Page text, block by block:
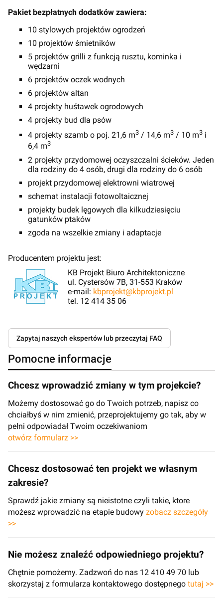
Pakiet bezpłatnych dodatków zawiera:
10 stylowych projektów ogrodzeń
10 projektów śmietników
5 projektów grilli z funkcją rusztu, kominka i
wędzarni
6 projektów oczek wodnych
6 projektów altan
4 projekty huśtawek ogrodowych
4 projekty bud dla psów
4 projekty szamb o poj. 21,6 m3 / 14,6 m3 / 10 m3 i
6,4 m3
2 projekty przydomowej oczyszczalni ścieków. Jeden
dla rodziny do 4 osób, drugi dla rodziny do 6 osób
projekt przydomowej elektrowni wiatrowej
schemat instalacji fotowoltaicznej
projekty budek lęgowych dla kilkudziesięciu
gatunków ptaków
zgoda na wszelkie zmiany i adaptacje
Producentem projektu jest:
KB Projekt Biuro Architektoniczne
ul. Cystersów 7B, 31-553 Kraków
e-mail: kbprojekt@kbprojekt.pl
tel. 12 414 35 06
Zapytaj naszych ekspertów lub przeczytaj FAQ
Pomocne informacje
Chcesz wprowadzić zmiany w tym projekcie?
Możemy dostosować go do Twoich potrzeb, napisz co
chciałbyś w nim zmienić, przeprojektujemy go tak, aby w
pełni odpowiadał Twoim oczekiwaniom
otwórz formularz >>
Chcesz dostosować ten projekt we własnym
zakresie?
Sprawdź jakie zmiany są nieistotne czyli takie, ktore
możesz wprowadzić na etapie budowy zobacz szczegóły
>>
Nie możesz znaleźć odpowiedniego projektu?
Chętnie pomożemy. Zadzwoń do nas 12 410 49 70 lub
skorzystaj z formularza kontaktowego dostępnego tutaj >>